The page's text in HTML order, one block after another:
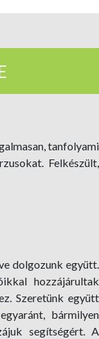
tanfolyami
Felkészült,
dolgozunk együtt.
hozzájárultak
Szeretünk együtt
bármilyen
segítségért. A